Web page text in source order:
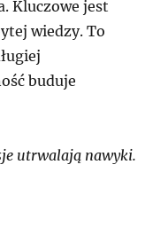
Kluczowe jest
wiedzy. To
buduje
utrwalają nawyki.